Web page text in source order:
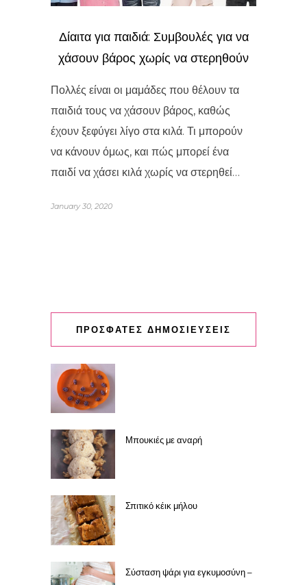
Δίαιτα για παιδιά: Συμβουλές για να
χάσουν βάρος χωρίς να στερηθούν
Πολλές είναι οι μαμάδες που θέλουν τα
παιδιά τους να χάσουν βάρος, καθώς
έχουν ξεφύγει λίγο στα κιλά. Τι μπορούν
να κάνουν όμως, και πώς μπορεί ένα
παιδί να χάσει κιλά χωρίς να στερηθεί…
January 30, 2020
ΠΡΟΣΦΑΤΕΣ ΔΗΜΟΣΙΕΥΣΕΙΣ
Μπουκιές με αναρή
Σπιτικό κέικ μήλου
Σύσταση ψάρι για εγκυμοσύνη –